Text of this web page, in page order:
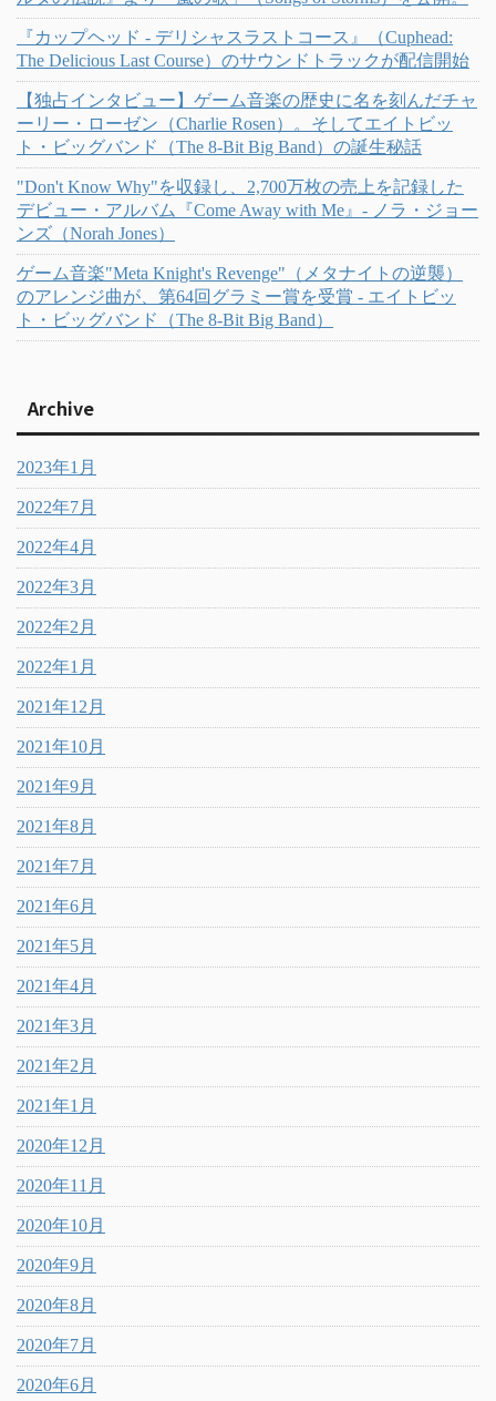
『カップヘッド - デリシャスラストコース』（Cuphead:
The Delicious Last Course）のサウンドトラックが配信開始
【独占インタビュー】ゲーム音楽の歴史に名を刻んだチャ
ーリー・ローゼン（Charlie Rosen）。そしてエイトビッ
ト・ビッグバンド（The 8-Bit Big Band）の誕生秘話
"Don't Know Why"を収録し、2,700万枚の売上を記録した
デビュー・アルバム『Come Away with Me』- ノラ・ジョー
ンズ（Norah Jones）
ゲーム音楽"Meta Knight's Revenge"（メタナイトの逆襲）
のアレンジ曲が、第64回グラミー賞を受賞 - エイトビッ
ト・ビッグバンド（The 8-Bit Big Band）
Archive
2023年1月
2022年7月
2022年4月
2022年3月
2022年2月
2022年1月
2021年12月
2021年10月
2021年9月
2021年8月
2021年7月
2021年6月
2021年5月
2021年4月
2021年3月
2021年2月
2021年1月
2020年12月
2020年11月
2020年10月
2020年9月
2020年8月
2020年7月
2020年6月